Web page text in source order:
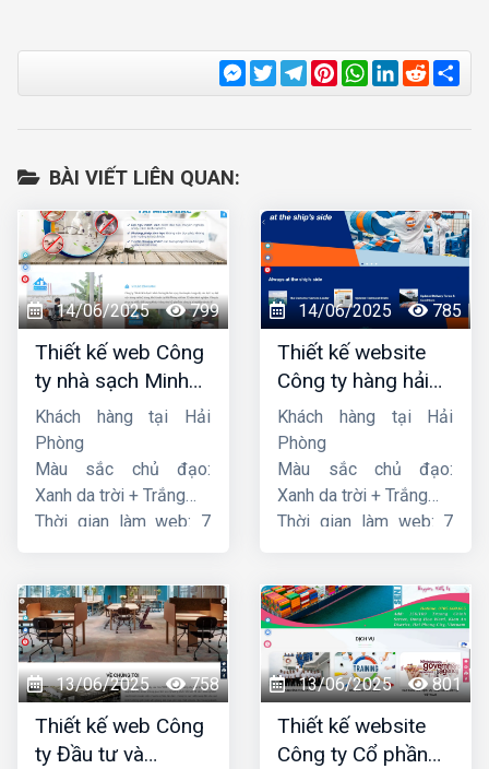
Messenger
TwitterTelegram
Pinterest
WhatsApp
LinkedIn
Reddit
BÀI VIẾT LIÊN QUAN:
14/06/2025 799
Thiết kế web Công
ty nhà sạch Minh
Dương
Khách hàng tại Hải
Phòng
Màu sắc chủ đạo:
Xanh da trời + Trắng
Thời gian làm web: 7
14/06/2025 785
Thiết kế website
Công ty hàng hải
liên minh
Khách hàng tại Hải
Phòng
Màu sắc chủ đạo:
Xanh da trời + Trắng
Thời gian làm web: 7
13/06/2025 758
Thiết kế web Công
ty Đầu tư và
13/06/2025 801
Thiết kế website
Công ty Cổ phần